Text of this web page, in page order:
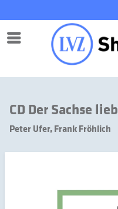
Menü
CD Der Sachse
Peter Ufer, Frank Fröhlich